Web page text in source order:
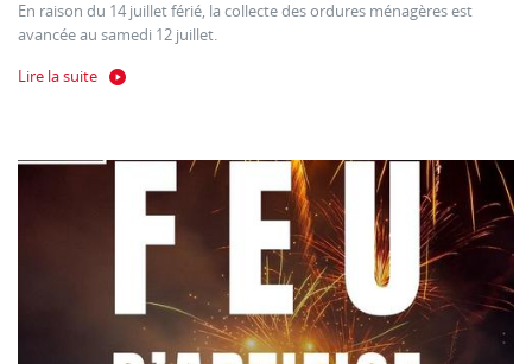
En raison du 14 juillet férié, la collecte des ordures ménagères est
avancée au samedi 12 juillet.
Lire la suite